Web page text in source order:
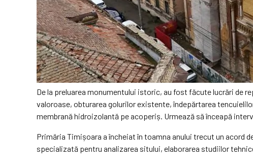
De la preluarea monumentului istoric, au fost făcute lucrări de
valoroase, obturarea golurilor existente, îndepărtarea
membrană hidroizolantă pe acoperiș. Urmează să înceapă
Primăria Timișoara a încheiat în toamna anului trecut un acord
specializată pentru analizarea sitului, elaborarea studiilor